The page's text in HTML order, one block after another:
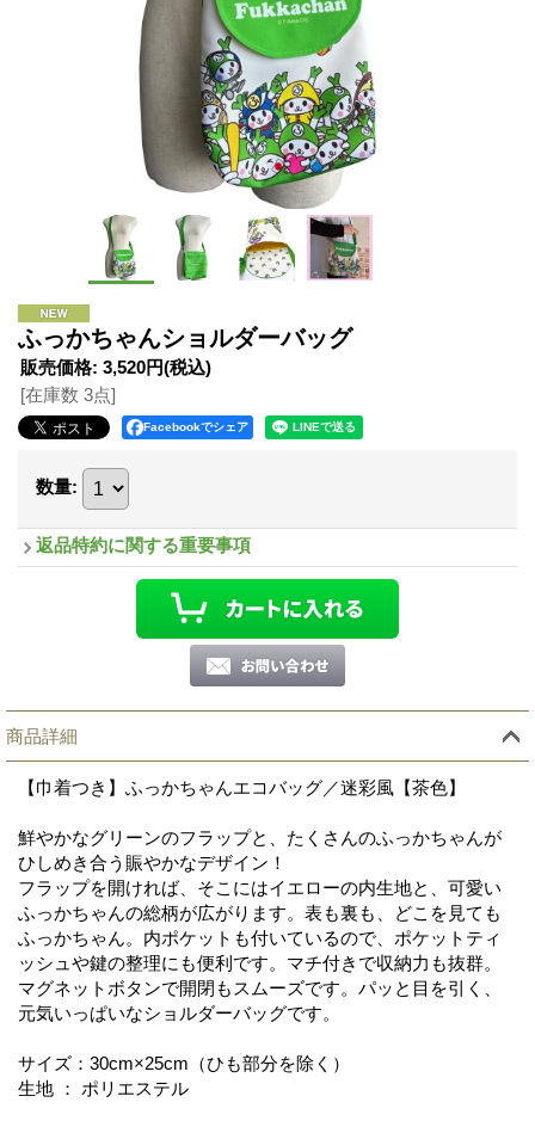
ふっかちゃんショルダーバッグ
販売価格: 3,520円(税込)
[在庫数 3点]
Facebookでシェア
数量:
返品特約に関する重要事項
商品詳細
【巾着つき】ふっかちゃんエコバッグ／迷彩風【茶色】
鮮やかなグリーンのフラップと、たくさんのふっかちゃんが
ひしめき合う賑やかなデザイン！
フラップを開ければ、そこにはイエローの内生地と、可愛い
ふっかちゃんの総柄が広がります。表も裏も、どこを見ても
ふっかちゃん。内ポケットも付いているので、ポケットティ
ッシュや鍵の整理にも便利です。マチ付きで収納力も抜群。
マグネットボタンで開閉もスムーズです。パッと目を引く、
元気いっぱいなショルダーバッグです。
サイズ：30cm×25cm（ひも部分を除く）
生地 ： ポリエステル